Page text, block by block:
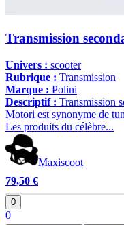
Transmission
Univers : scooter
Rubrique : Transmission
Marque : Polini
Descriptif : Transmission
Motori est synonyme de
Les produits du célèbre...
Maxiscoot
79,50 €
0
0